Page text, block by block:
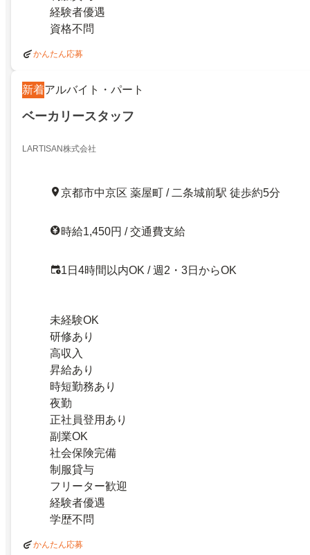
経験者優遇
資格不問
かんたん応募
新着アルバイト・パート
ベーカリースタッフ
LARTISAN株式会社
京都市中京区 薬屋町 / 二条城前駅 徒歩約5分
時給1,450円 / 交通費支給
1日4時間以内OK / 週2・3日からOK
未経験OK
研修あり
高収入
昇給あり
時短勤務あり
夜勤
正社員登用あり
副業OK
社会保険完備
制服貸与
フリーター歓迎
経験者優遇
学歴不問
かんたん応募